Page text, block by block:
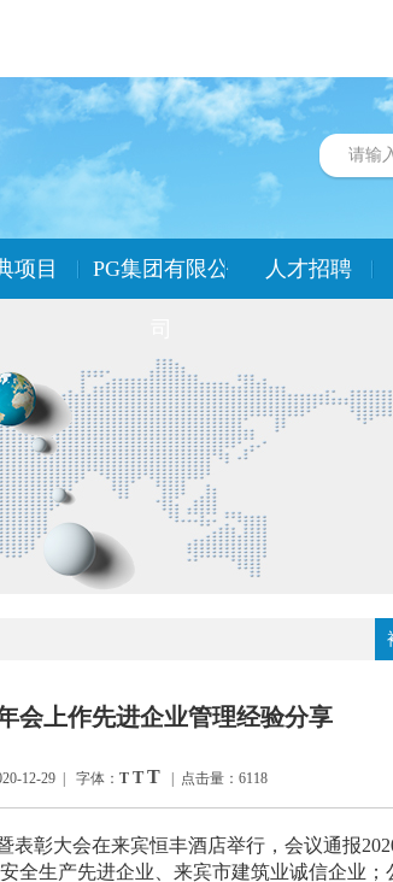
项目 PG集团有限公 人才招聘
会上作先进企业管理经验分享
12-29 | 字体： T T T| 点击量：6118
彰大会在来宾恒丰酒店举行，会议通报
生产先进企业、来宾市建筑业诚信企业；